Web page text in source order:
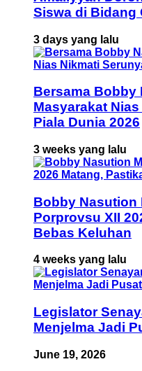
Siswa di Bidang
3 days yang lalu
Bersama Bobby
Masyarakat
Piala Dunia 2026
3 weeks yang lalu
Bobby Nasution
Porprovsu XII
Bebas Keluhan
4 weeks yang lalu
Legislator
Menjelma Jadi
June 19, 2026